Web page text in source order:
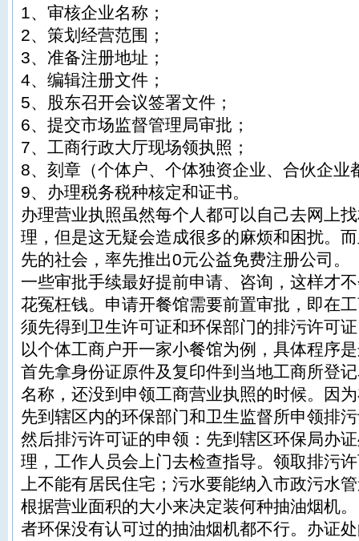
1、审核企业名称；
2、策划经营范围；
3、准备注册地址；
4、编辑注册文件；
5、股东召开会议签署文件；
6、提交市场监督管理局审批；
7、工商行政大厅现场领执照；
8、刻章（个体户、个体独资企业、合伙企
9、办理税务税种核定和证书。
办理营业执照虽然每个人都可以自己去网上
理，但是这无疑会造成很多的麻烦和困扰。
先的社会，率先推出0元公益免费注册公司。
一些审批手续最好提前申请、咨询，这样才
花冤枉钱。申请开餐馆需要前置审批，即在
须先得到卫生许可证和环保部门的排污许可
以个体工商户开一家小餐馆为例，具体程序
首先拿身份证原件及复印件到当地工商所登
名称，还没到申领工商营业执照的时候。因
先到辖区内的环保部门和卫生监督所申领排
然后排污许可证的申领：先到辖区环保局办
理，工作人员会上门去检查指导。领取排污
上不能有居民住宅；污水要能纳入市政污水
根据营业面积的大小来决定装何种抽油烟机
者环保没有认可过的抽油烟机都不行。办证